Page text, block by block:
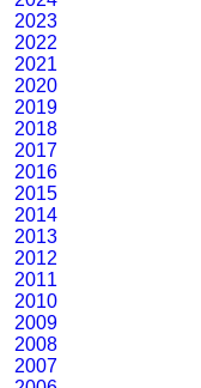
2023
2022
2021
2020
2019
2018
2017
2016
2015
2014
2013
2012
2011
2010
2009
2008
2007